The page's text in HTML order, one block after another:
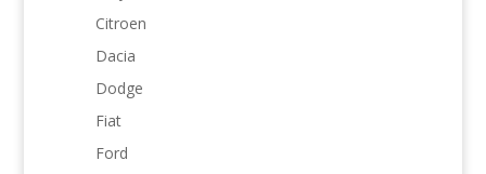
Citroen
Dacia
Dodge
Fiat
Ford